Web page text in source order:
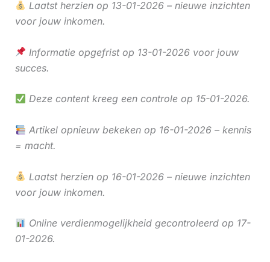
Laatst herzien op 13-01-2026 – nieuwe inzichten
voor jouw inkomen.
Informatie opgefrist op 13-01-2026 voor jouw
succes.
Deze content kreeg een controle op 15-01-2026.
Artikel opnieuw bekeken op 16-01-2026 – kennis
= macht.
Laatst herzien op 16-01-2026 – nieuwe inzichten
voor jouw inkomen.
Online verdienmogelijkheid gecontroleerd op 17-
01-2026.